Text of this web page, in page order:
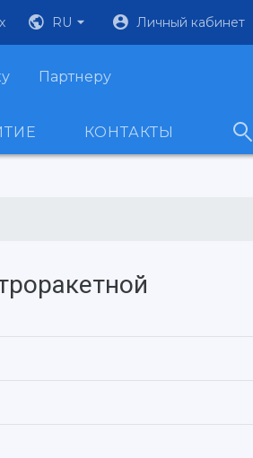
RU Личный кабинет
Партнеру
КОНТАКТЫ